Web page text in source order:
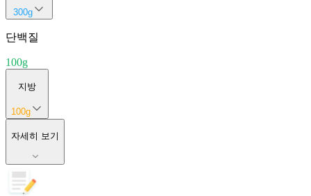
300g
단백질
100g
지방
100g
자세히 보기